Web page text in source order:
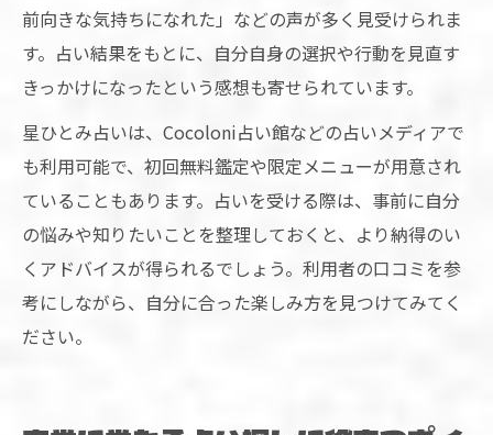
前向きな気持ちになれた」などの声が多く見受けられま
す。占い結果をもとに、自分自身の選択や行動を見直す
きっかけになったという感想も寄せられています。
星ひとみ占いは、Cocoloni占い館などの占いメディアで
も利用可能で、初回無料鑑定や限定メニューが用意され
ていることもあります。占いを受ける際は、事前に自分
の悩みや知りたいことを整理しておくと、より納得のい
くアドバイスが得られるでしょう。利用者の口コミを参
考にしながら、自分に合った楽しみ方を見つけてみてく
ださい。